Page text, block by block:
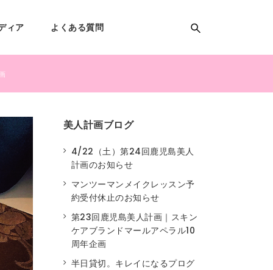
ィア よくある質問
美人計画ブログ
4/22（土）第24回鹿児島美人
計画のお知らせ
マンツーマンメイクレッスン予
約受付休止のお知らせ
第23回鹿児島美人計画｜スキン
ケアブランドマールアペラル10
周年企画
半日貸切。キレイになるプログ